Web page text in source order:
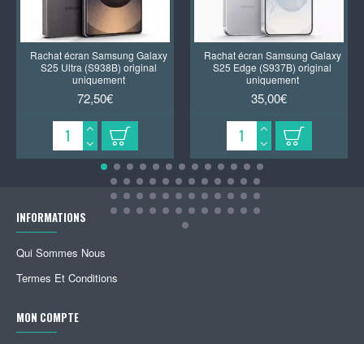
Rachat écran Samsung Galaxy
S25 Ultra (S938B) original
uniquement
72,50€
Rachat écran Samsung Galaxy
S25 Edge (S937B) original
uniquement
35,00€
INFORMATIONS
Qui Sommes Nous
Termes Et Conditions
MON COMPTE